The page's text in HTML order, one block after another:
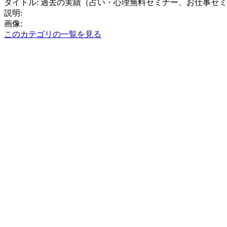
タイトル: 過去の実績（占い・心理無料セミナー、お仕事セ
説明:
画像:
このカテゴリの一覧を見る